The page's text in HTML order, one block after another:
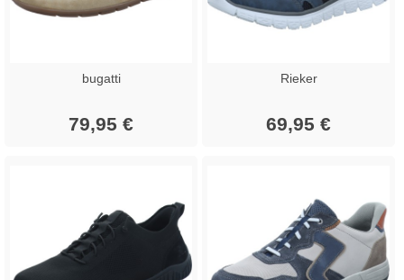
bugatti
79,95 €
Rieker
69,95 €